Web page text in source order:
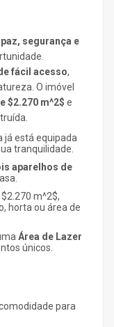
paz, segurança e
fácil acesso,
O imóvel
$2.270 m^2$ e
já está equipada
tranquilidade.
aparelhos de
$2.270 m^2$,
horta ou área de
Área de Lazer
únicos.
para